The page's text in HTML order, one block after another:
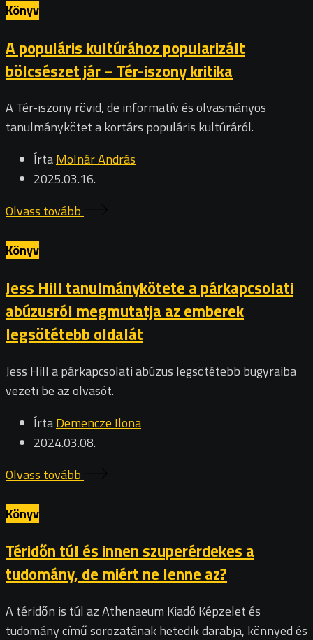
Könyv
A populáris kultúrához popularizált
bölcsészet jár – Tér-iszony kritika
A Tér-iszony rövid, de informatív és olvasmányos
tanulmánykötet a kortárs populáris kultúráról.
ÍrtaMolnár András
2025.03.16.
Olvass tovább
Könyv
Jess Hill tanulmánykötete a párkapcsolati
abúzusról megmutatja az emberek
legsötétebb oldalát
Jess Hill a párkapcsolati abúzus legsötétebb bugyraiba
vezeti be az olvasót.
ÍrtaDemencze Ilona
2024.03.08.
Olvass tovább
Könyv
Téridőn túl és innen szuperérdekes a
tudomány, de miért ne lenne az?
A téridőn is túl az Athenaeum Kiadó Képzelet és
tudomány című sorozatának hetedik darabja, könnyed és